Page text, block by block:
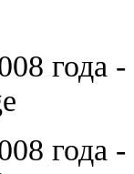
года
года